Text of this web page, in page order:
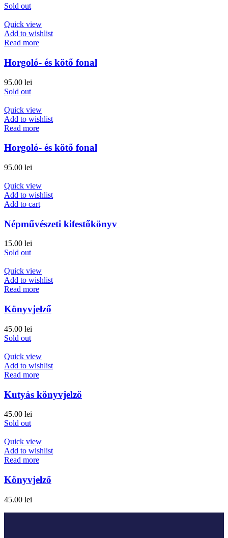
Sold out
Quick view
Add to wishlist
Read more
Horgoló- és kötő fonal
95.00 lei
Sold out
Quick view
Add to wishlist
Read more
Horgoló- és kötő fonal
95.00 lei
Quick view
Add to wishlist
Add to cart
Népművészeti kifestőkönyv
15.00 lei
Sold out
Quick view
Add to wishlist
Read more
Könyvjelző
45.00 lei
Sold out
Quick view
Add to wishlist
Read more
Kutyás könyvjelző
45.00 lei
Sold out
Quick view
Add to wishlist
Read more
Könyvjelző
45.00 lei